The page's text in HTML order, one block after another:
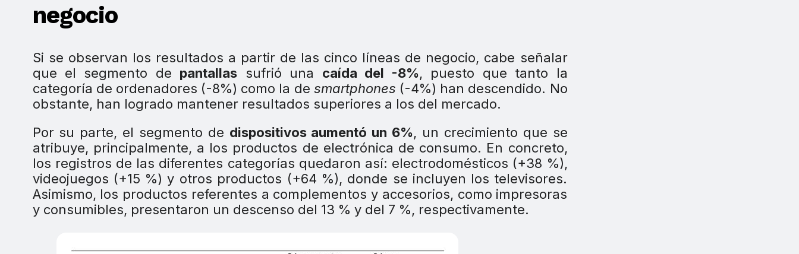
negocio
Si se observan los resultados a partir de las cinco líneas de negocio, cabe señalar
que el segmento de pantallas sufrió una caída del -8%, puesto que tanto la
categoría de ordenadores (-8%) como la de smartphones (-4%) han descendido. No
obstante, han logrado mantener resultados superiores a los del mercado.
Por su parte, el segmento de dispositivos aumentó un 6%, un crecimiento que se
atribuye, principalmente, a los productos de electrónica de consumo. En concreto,
los registros de las diferentes categorías quedaron así: electrodomésticos (+38 %),
videojuegos (+15 %) y otros productos (+64 %), donde se incluyen los televisores.
Asimismo, los productos referentes a complementos y accesorios, como impresoras
y consumibles, presentaron un descenso del 13 % y del 7 %, respectivamente.